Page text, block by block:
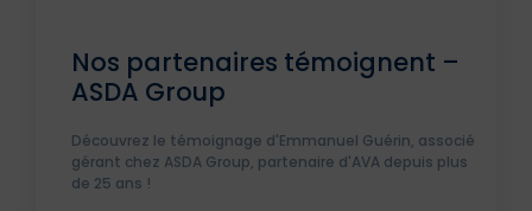
Nos partenaires témoignent –
ASDA Group
Découvrez le témoignage d'Emmanuel Guérin, associé
gérant chez ASDA Group, partenaire d'AVA depuis plus
de 25 ans !